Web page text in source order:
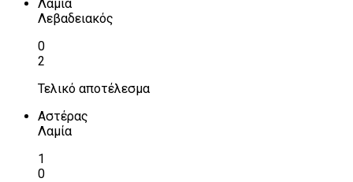
Λαμία
Λεβαδειακός
0
2
Τελικό αποτέλεσμα
Αστέρας
Λαμία
1
0